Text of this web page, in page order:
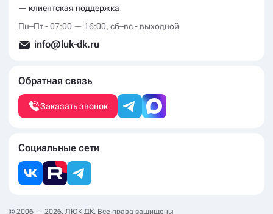
— клиентская поддержка
Пн–Пт - 07:00 — 16:00, сб–вс - выходной
info@luk-dk.ru
Обратная связь
Заказать звонок
Социальные сети
© 2006 — 2026. ЛЮК ДК. Все права защищены